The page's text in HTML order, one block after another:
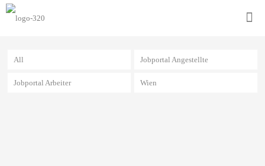
All Jobportal Angestellte
Jobportal Arbeiter Wien